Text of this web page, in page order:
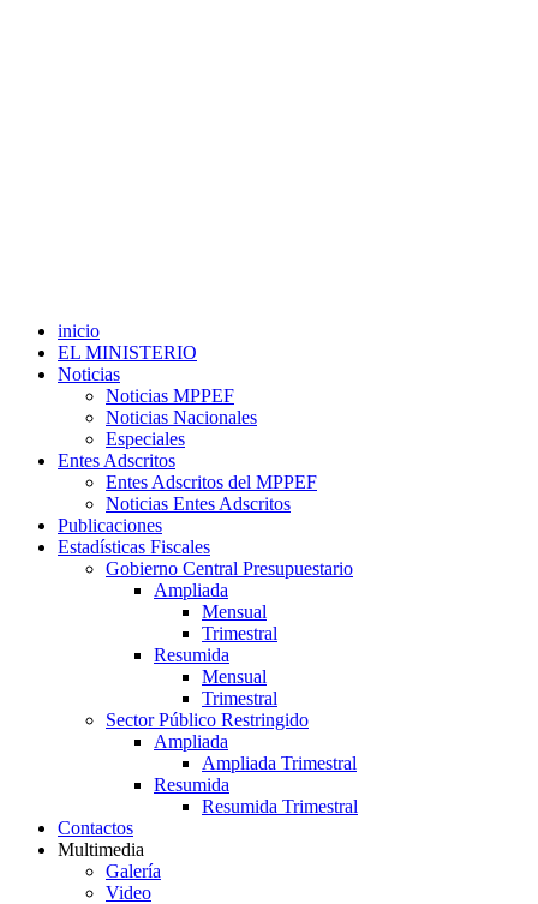
inicio
EL MINISTERIO
Noticias
Noticias MPPEF
Noticias Nacionales
Especiales
Entes Adscritos
Entes Adscritos del MPPEF
Noticias Entes Adscritos
Publicaciones
Estadísticas Fiscales
Gobierno Central Presupuestario
Ampliada
Mensual
Trimestral
Resumida
Mensual
Trimestral
Sector Público Restringido
Ampliada
Ampliada Trimestral
Resumida
Resumida Trimestral
Contactos
Multimedia
Galería
Video